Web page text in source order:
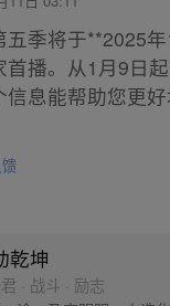
五季将于**2025
播。从1月9日
信息能帮助您更
乾坤
· 战斗 · 励志